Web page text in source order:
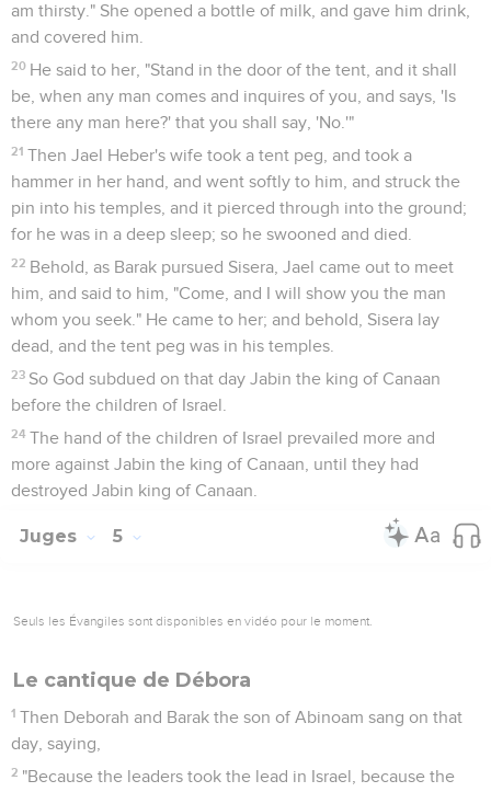
am thirsty." She opened a bottle of milk, and gave him drink,
and covered him.
20 He said to her, "Stand in the door of the tent, and it shall
be, when any man comes and inquires of you, and says, 'Is
there any man here?' that you shall say, 'No.'"
21 Then Jael Heber's wife took a tent peg, and took a
hammer in her hand, and went softly to him, and struck the
pin into his temples, and it pierced through into the ground;
for he was in a deep sleep; so he swooned and died.
22 Behold, as Barak pursued Sisera, Jael came out to meet
him, and said to him, "Come, and I will show you the man
whom you seek." He came to her; and behold, Sisera lay
dead, and the tent peg was in his temples.
23 So God subdued on that day Jabin the king of Canaan
before the children of Israel.
24 The hand of the children of Israel prevailed more and
more against Jabin the king of Canaan, until they had
destroyed Jabin king of Canaan.
Juges 5
Seuls les Évangiles sont disponibles en vidéo pour le moment.
Le cantique de Débora
1 Then Deborah and Barak the son of Abinoam sang on that
day, saying,
2 "Because the leaders took the lead in Israel, because the